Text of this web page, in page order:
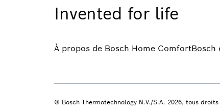
Invented for life
À propos de Bosch Home ComfortBosch
© Bosch Thermotechnology N.V./S.A. 2026, tous droits